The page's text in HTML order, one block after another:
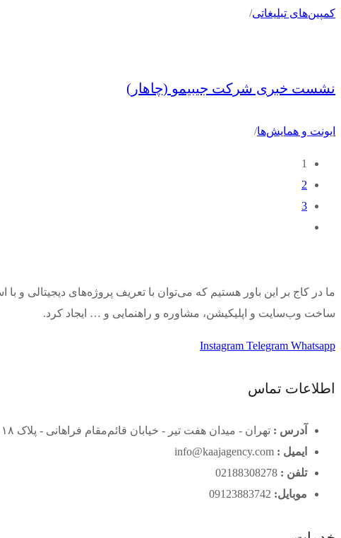
کمپین‌های تبلیغاتی/
نشست خبری شرکت جیبیمو (چاهار)
ایونت و همایش‌ها/
1
2
3
ما در کاج بر این باور هستیم که می‌توان با تعریف پروژه‌های دیجیتالی و با
ساخت وب‌سایت و اپلیکیشن، مشاوره و راهنمایی و … ایجاد کرد.
Instagram Telegram Whatsapp
اطلاعات تماس
آدرس : تهران - میدان هفت تیر - خیابان قائم‌مقام فراهانی - پلاک ۱۸ - واحد ۲۵
ایمیل :
تلفن :
موبایل: